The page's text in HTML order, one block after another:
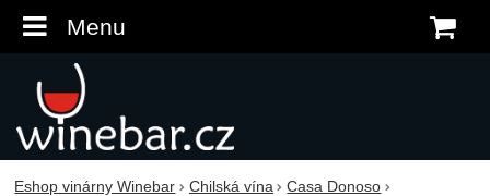
Menu
Eshop vinárny Winebar Chilská vína
Casa Donoso